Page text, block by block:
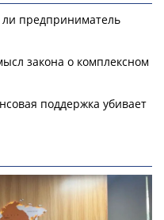
предприниматель
закона о комплексном
поддержка убивает